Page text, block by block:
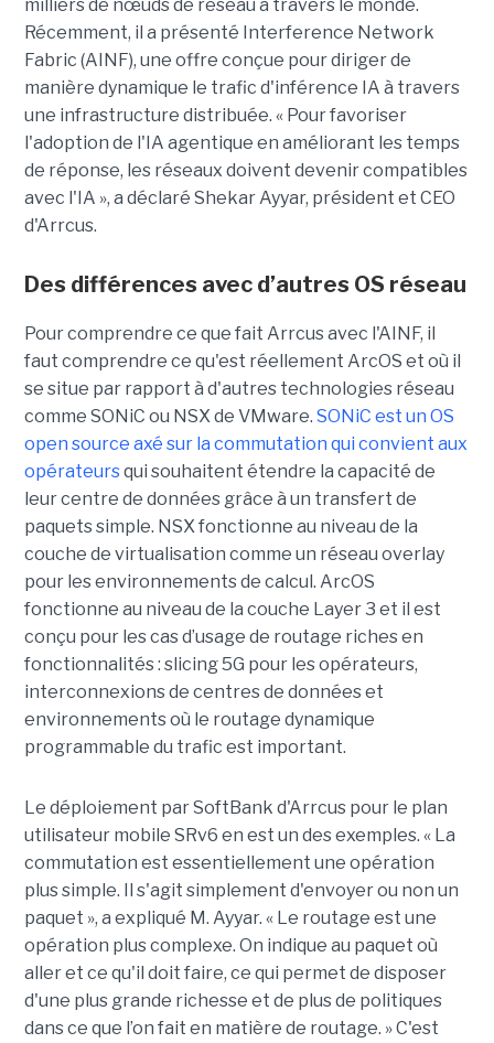
milliers de nœuds de réseau à travers le monde.
Récemment, il a présenté Interference Network
Fabric (AINF), une offre conçue pour diriger de
manière dynamique le trafic d'inférence IA à travers
une infrastructure distribuée. « Pour favoriser
l'adoption de l'IA agentique en améliorant les temps
de réponse, les réseaux doivent devenir compatibles
avec l'IA », a déclaré Shekar Ayyar, président et CEO
d'Arrcus.
Des différences avec d’autres OS réseau
Pour comprendre ce que fait Arrcus avec l'AINF, il
faut comprendre ce qu'est réellement ArcOS et où il
se situe par rapport à d'autres technologies réseau
comme SONiC ou NSX de VMware. SONiC est un OS
open source axé sur la commutation qui convient aux
opérateursqui souhaitent étendre la capacité de
leur centre de données grâce à un transfert de
paquets simple. NSX fonctionne au niveau de la
couche de virtualisation comme un réseau overlay
pour les environnements de calcul. ArcOS
fonctionne au niveau de la couche Layer 3 et il est
conçu pour les cas d’usage de routage riches en
fonctionnalités : slicing 5G pour les opérateurs,
interconnexions de centres de données et
environnements où le routage dynamique
programmable du trafic est important.
Le déploiement par SoftBank d'Arrcus pour le plan
utilisateur mobile SRv6 en est un des exemples. « La
commutation est essentiellement une opération
plus simple. Il s'agit simplement d'envoyer ou non un
paquet », a expliqué M. Ayyar. « Le routage est une
opération plus complexe. On indique au paquet où
aller et ce qu'il doit faire, ce qui permet de disposer
d'une plus grande richesse et de plus de politiques
dans ce que l’on fait en matière de routage. » C'est